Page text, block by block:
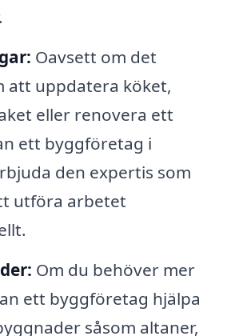
Oavsett om det
att uppdatera köket,
eller renovera ett
ett byggföretag i
den expertis som
utföra arbetet
Om du behöver mer
ett byggföretag hjälpa
såsom altaner,